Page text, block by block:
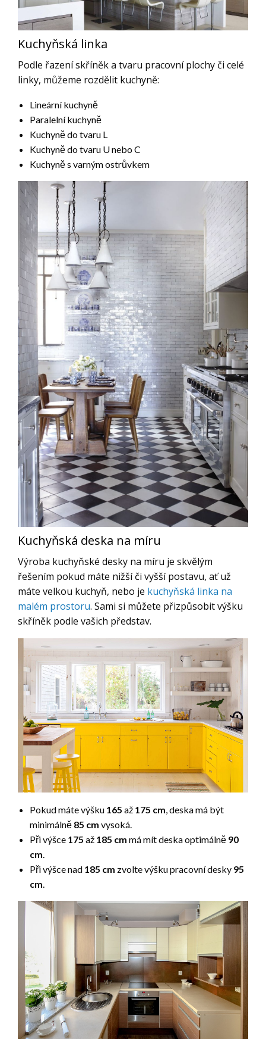
Kuchyňská linka
Podle řazení skříněk a tvaru pracovní plochy či celé
linky, můžeme rozdělit kuchyně:
Lineární kuchyně
Paralelní kuchyně
Kuchyně do tvaru L
Kuchyně do tvaru U nebo C
Kuchyně s varným ostrůvkem
Kuchyňská deska na míru
Výroba kuchyňské desky na míru je skvělým
řešením pokud máte nižší či vyšší postavu, ať už
máte velkou kuchyň, nebo je kuchyňská linka na
malém prostoru. Sami si můžete přizpůsobit výšku
skříněk podle vašich představ.
Pokud máte výšku 165 až 175 cm, deska má být
minimálně 85 cm vysoká.
Při výšce 175 až 185 cm má mít deska optimálně 90
cm.
Při výšce nad 185 cm zvolte výšku pracovní desky 95
cm.